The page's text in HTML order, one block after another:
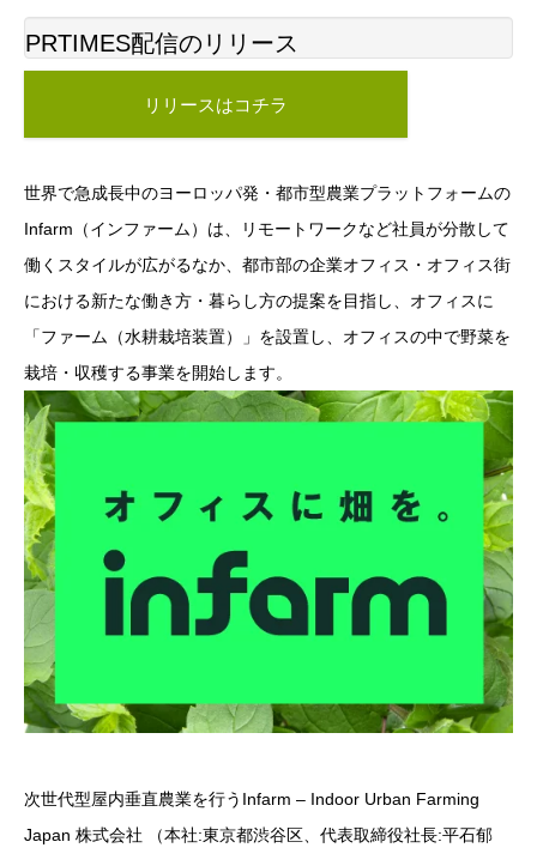
PRTIMES配信のリリース
リリースはコチラ
世界で急成長中のヨーロッパ発・都市型農業プラットフォームの
Infarm（インファーム）は、リモートワークなど社員が分散して
働くスタイルが広がるなか、都市部の企業オフィス・オフィス街
における新たな働き方・暮らし方の提案を目指し、オフィスに
「ファーム（水耕栽培装置）」を設置し、オフィスの中で野菜を
栽培・収穫する事業を開始します。
次世代型屋内垂直農業を行うInfarm – Indoor Urban Farming
Japan 株式会社 （本社:東京都渋谷区、代表取締役社長:平石郁